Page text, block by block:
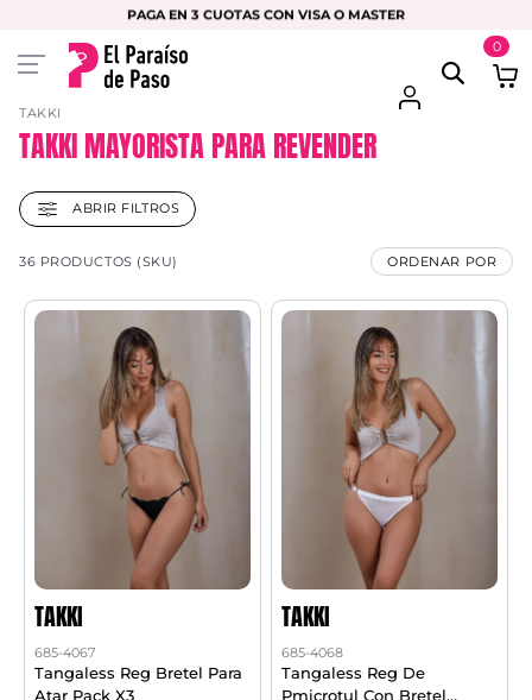
PAGA EN 3 CUOTAS CON VISA O MASTER
0
TAKKI
TAKKI MAYORISTA PARA REVENDER
ABRIR FILTROS
36 PRODUCTOS (SKU) ORDENAR POR
TAKKI
685-4067
Tangaless Reg Bretel Para
Atar Pack X3
TAKKI
685-4068
Tangaless Reg De
Pmicrotul Con Bretel